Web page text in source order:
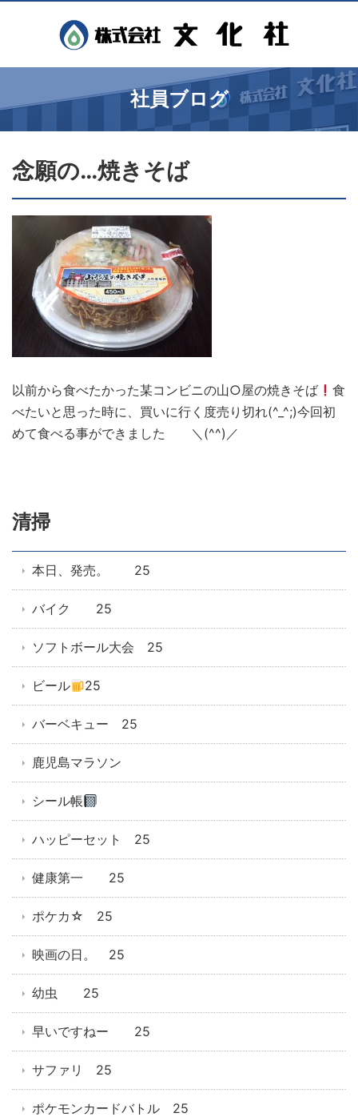
社員ブログ
念願の…焼きそば
以前から食べたかった某コンビニの山○屋の焼きそば
食
べたいと思った時に、買いに行く度売り切れ(^_^;)今回初
めて食べる事ができました ＼(^^)／
清掃
本日、発売。 25
バイク 25
ソフトボール大会 25
ビール 25
バーベキュー 25
鹿児島マラソン
シール帳
ハッピーセット 25
健康第一 25
ポケカ☆ 25
映画の日。 25
幼虫 25
早いですねー 25
サファリ 25
ポケモンカードバトル 25